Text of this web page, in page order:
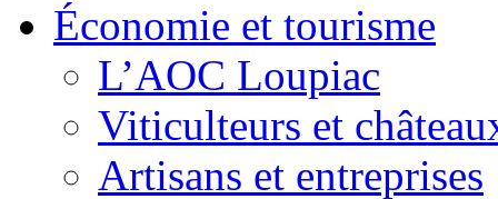
Économie et tourisme
L’AOC Loupiac
Viticulteurs et
Artisans et entreprises